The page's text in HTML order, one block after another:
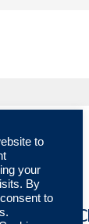
to
your
By
to